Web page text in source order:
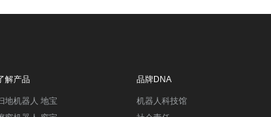
解产品
地机器人 地宝
品牌DNA
机器人科技馆